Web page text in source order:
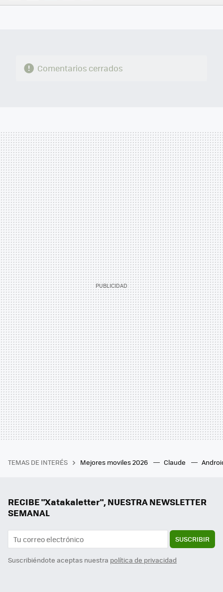
FACEBOOK
TWITTERFLIPBOARD
E-
WHATSAPP
Comentarios cerrados
TEMAS DE INTERÉS Mejores moviles 2026 Claude
RECIBE "Xatakaletter", NUESTRA NEWSLETTER
SEMANAL
SUSCRIBIR
Suscribiéndote aceptas nuestra política de privacidad